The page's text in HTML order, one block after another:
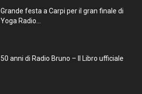
Grande festa a Carpi per il gran finale di
Yoga Radio...
50 anni di Radio Bruno – Il Libro ufficiale